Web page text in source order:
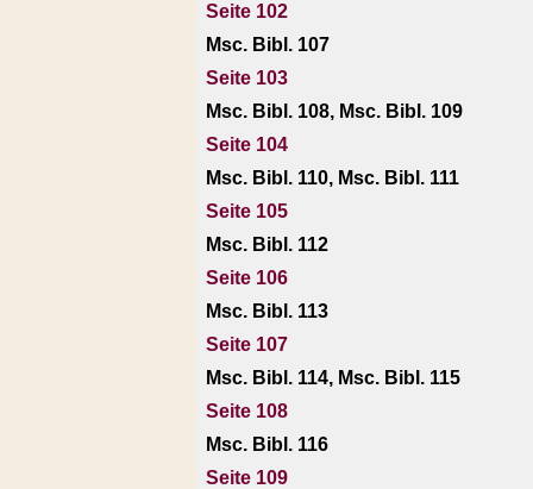
Seite 102
Msc. Bibl. 107
Seite 103
Msc. Bibl. 108, Msc. Bibl. 109
Seite 104
Msc. Bibl. 110, Msc. Bibl. 111
Seite 105
Msc. Bibl. 112
Seite 106
Msc. Bibl. 113
Seite 107
Msc. Bibl. 114, Msc. Bibl. 115
Seite 108
Msc. Bibl. 116
Seite 109